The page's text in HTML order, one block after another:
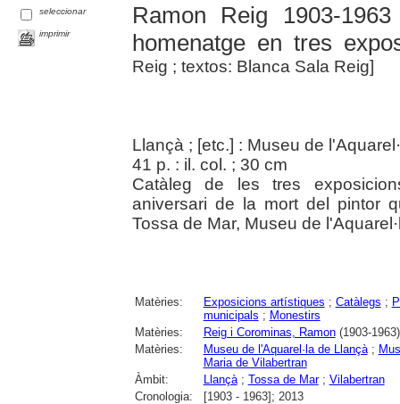
seleccionar
imprimir
Ramon Reig 1903-
homenatge en tres
Reig ; textos: Blanca Sala Reig]
Llançà ; [etc.] : Museu de
41 p. : il. col. ; 30 cm
Catàleg de les tres
aniversari de la mort del pintor
Tossa de Mar, Museu de
Matèries: Exposicions artístiques ; Catàlegs ;
municipals ; Monestirs
Matèries:
Reig i Corominas, Ramon(1903-1963)
Matèries:
Museu de l'Aquarel·la de Llançà;
Maria de Vilabertran
Àmbit:
Llançà; Tossa de Mar; Vilabertran
Cronologia:
[1903 - 1963]; 2013